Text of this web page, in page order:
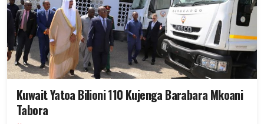
Kuwait Yatoa Bilioni 110 Kujenga Barabara Mkoani
Tabora